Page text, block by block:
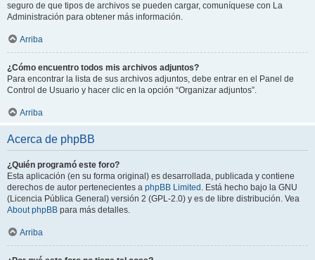
seguro de que tipos de archivos se pueden cargar, comuníquese con La
Administración para obtener más información.
Arriba
¿Cómo encuentro todos mis archivos adjuntos?
Para encontrar la lista de sus archivos adjuntos, debe entrar en el Panel de
Control de Usuario y hacer clic en la opción “Organizar adjuntos”.
Arriba
Acerca de phpBB
¿Quién programó este foro?
Esta aplicación (en su forma original) es desarrollada, publicada y contiene
derechos de autor pertenecientes a phpBB Limited . Está hecho bajo la GNU
(Licencia Pública General) versión 2 (GPL-2.0) y es de libre distribución. Vea
About phpBB para más detalles.
Arriba